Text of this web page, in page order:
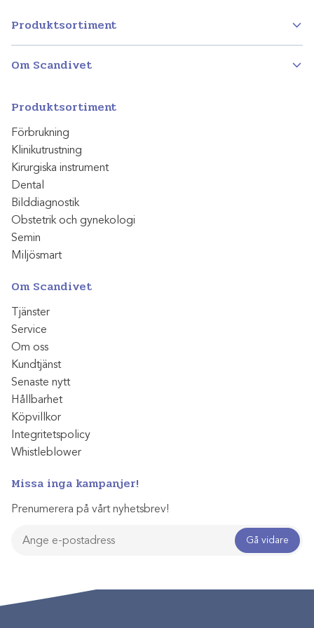
Produktsortiment
Om Scandivet
Produktsortiment
Förbrukning
Klinikutrustning
Kirurgiska instrument
Dental
Bilddiagnostik
Obstetrik och gynekologi
Semin
Miljösmart
Om Scandivet
Tjänster
Service
Om oss
Kundtjänst
Senaste nytt
Hållbarhet
Köpvillkor
Integritetspolicy
Whistleblower
Missa inga kampanjer!
Prenumerera på vårt nyhetsbrev!
Gå vidare